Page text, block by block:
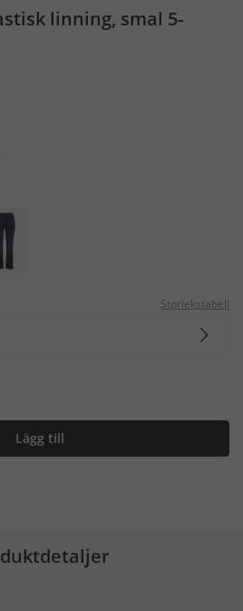
linning, smal 5-
Storlekstabell
Lägg till